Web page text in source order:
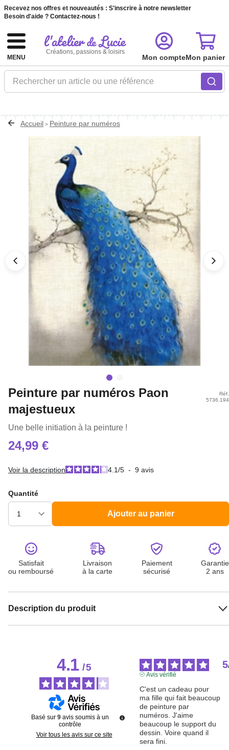
Recevez nos offres et nouveautés : S'inscrire à notre newsletter
Besoin d'aide ? Contactez-nous !
MENU
Créations, passions & loisirs
Rechercher un article ou une référence
Mon compteMon panier
Accueil > Peinture par numéros
Peinture par numéros Paon
majestueux
Une belle initiation à la peinture !
Réf.
5736.194
24,99 €
Voir la description 4.1/5 - 9 avis
Quantité
Ajouter au panier
Satisfait
ou remboursé
Livraison
à la carte
Paiement
sécurisé
Garantie
2 ans
Description du produit
4.1/5
Basé sur 9 avis soumis à un
contrôle
Voir tous les avis sur ce site
5
Avis vérifié
C'est un cadeau pour
ma fille qui fait beaucoup
de peinture par
numéros. J'aime
beaucoup le support du
dessin. Voire quand il
sera fini.